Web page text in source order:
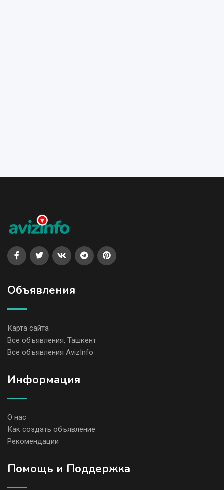
Объявления
Карта сайта
Все объявления, Ташкент
Все объявления AvizInfo
Информация
О нас
Как создать объявление
Рекомендации
Помощь и Поддержка